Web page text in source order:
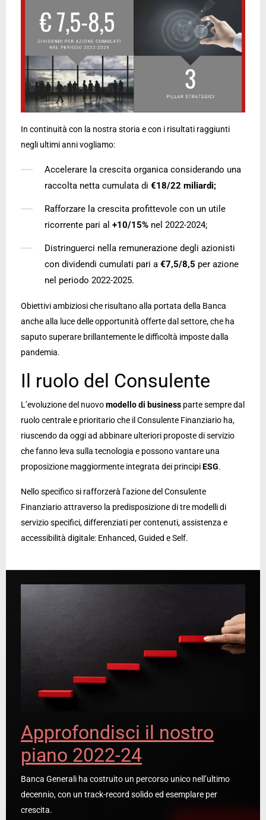
In continuità con la nostra storia e con i risultati raggiunti
negli ultimi anni vogliamo:
Accelerare la crescita organica considerando una
raccolta netta cumulata di €18/22 miliardi;
Rafforzare la crescita profittevole con un utile
ricorrente pari al +10/15% nel 2022-2024;
Distringuerci nella remunerazione degli azionisti
con dividendi cumulati pari a €7,5/8,5 per azione
nel periodo 2022-2025.
Obiettivi ambiziosi che risultano alla portata della Banca
anche alla luce delle opportunità offerte dal settore, che ha
saputo superare brillantemente le difficoltà imposte dalla
pandemia.
Il ruolo del Consulente
L’evoluzione del nuovomodello di business parte sempre dal
ruolo centrale e prioritario che il Consulente Finanziario ha,
riuscendo da oggi ad abbinare ulteriori proposte di servizio
che fanno leva sulla tecnologia e possono vantare una
proposizione maggiormente integrata dei principiESG.
Nello specifico si rafforzerà l’azione del Consulente
Finanziario attraverso la predisposizione di tre modelli di
servizio specifici, differenziati per contenuti, assistenza e
accessibilità digitale: Enhanced, Guided e Self.
Approfondisci il nostro
piano 2022-24
Banca Generali ha costruito un percorso unico nell’ultimo
decennio, con un track-record solido ed esemplare per
crescita.